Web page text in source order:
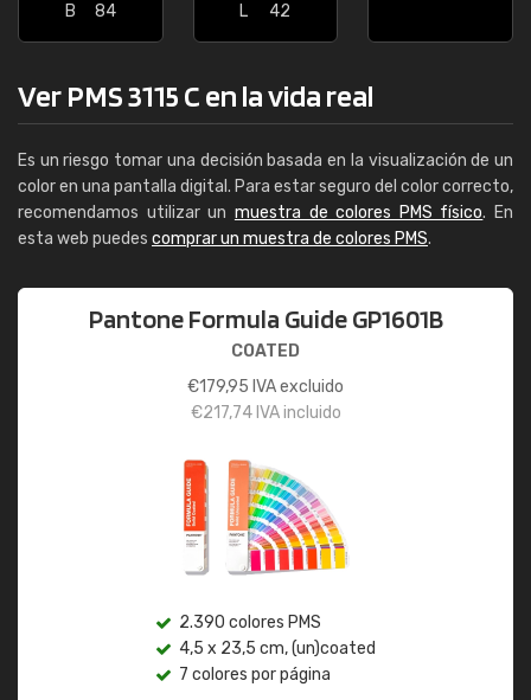
B
84
L
42
Ver PMS 3115 C en la vida real
Es un riesgo tomar una decisión basada en la visualización de un
color en una pantalla digital. Para estar seguro del color correcto,
recomendamos utilizar un muestra de colores PMS físico. En
esta web puedes comprar un muestra de colores PMS.
Pantone Formula Guide GP1601B
COATED
€179,95 IVA excluido
€217,74IVA incluido
2.390 colores PMS
4,5 x 23,5 cm, (un)coated
7 colores por página